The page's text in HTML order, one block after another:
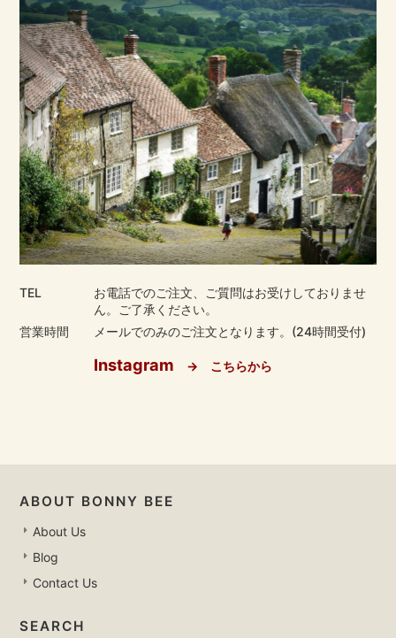
TEL
お電話でのご注文、ご質問はお受けしておりませ
ん。ご了承ください。
営業時間
メールでのみのご注文となります。(24時間受付)
Instagram → こちらから
ABOUT BONNY BEE
About Us
Blog
Contact Us
SEARCH